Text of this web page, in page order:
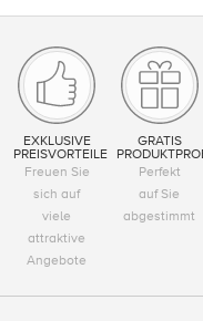
EXKLUSIVE
PREISVORTEILE
Freuen Sie
sich auf
viele
attraktive
Angebote
GRATIS
Perfekt
auf Sie
abgestimmt